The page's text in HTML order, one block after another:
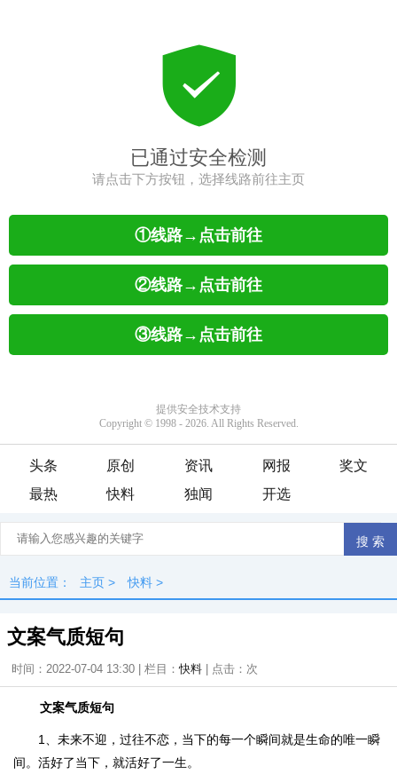
头条 原创 资讯 网报
奖文
最热
快料 独闻 开选
当前位置： 主页 > 快料 >
文案气质短句
时间：2022-07-04 13:30 | 栏目：快料 | 点击： 次
文案气质短句
1、未来不迎，过往不恋，当下的每一个瞬间就是生命的唯一瞬
间。活好了当下，就活好了一生。